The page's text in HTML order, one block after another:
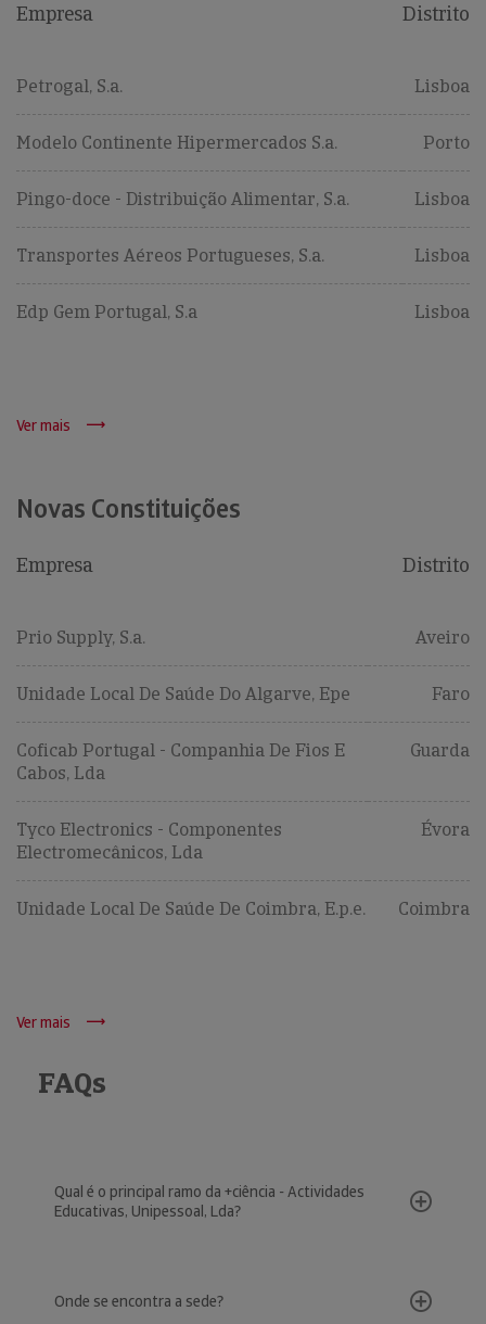
Empresa Distrito
Petrogal, S.a. Lisboa
Modelo Continente Hipermercados S.a. Porto
Pingo-doce - Distribuição Alimentar, S.a. Lisboa
Transportes Aéreos Portugueses, S.a. Lisboa
Edp Gem Portugal, S.a Lisboa
Ver mais
Novas Constituições
Empresa Distrito
Prio Supply, S.a. Aveiro
Unidade Local De Saúde Do Algarve, Epe Faro
Coficab Portugal - Companhia De Fios E
Cabos, Lda
Guarda
Tyco Electronics - Componentes
Electromecânicos, Lda
Évora
Unidade Local De Saúde De Coimbra, E.p.e. Coimbra
Ver mais
FAQs
Qual é o principal ramo da +ciência - Actividades
Educativas, Unipessoal, Lda?
Onde se encontra a sede?